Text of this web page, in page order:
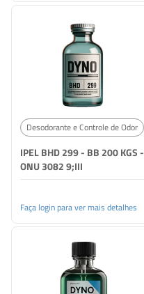
Desodorante e Controle de Odor
IPEL BHD 299 - BB 200 KGS -
ONU 3082 9;III
Faça login para ver mais detalhes